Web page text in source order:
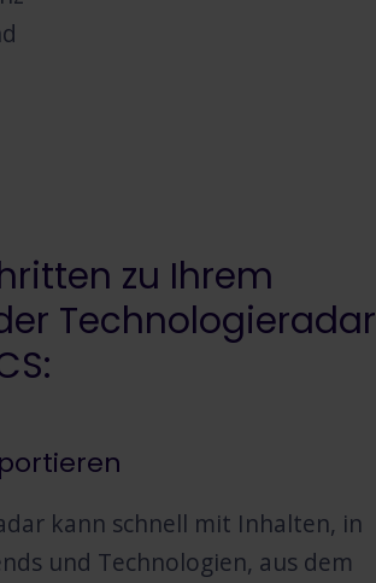
zu Ihrem
Technologieradar
kann schnell mit Inhalten, in
und Technologien, aus dem